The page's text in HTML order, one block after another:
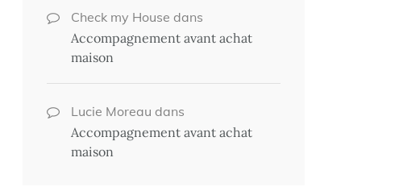
Check my House dans
Accompagnement avant achat
maison
Lucie Moreau dans
Accompagnement avant achat
maison